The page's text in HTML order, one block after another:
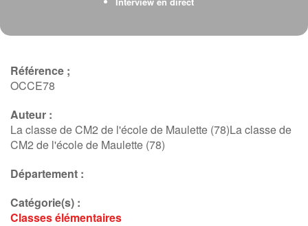
Référence ;
OCCE78
Auteur :
La classe de CM2 de l'école de Maulette (78)La classe de
CM2 de l'école de Maulette (78)
Département :
Catégorie(s) :
Classes élémentaires